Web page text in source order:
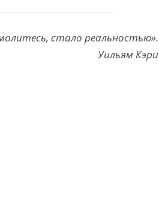
стало реальностью».
Уильям Кэри